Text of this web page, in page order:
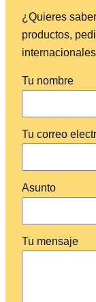
¿Quieres
productos,
Tu nombre
Tu correo
Asunto
Tu mensaje